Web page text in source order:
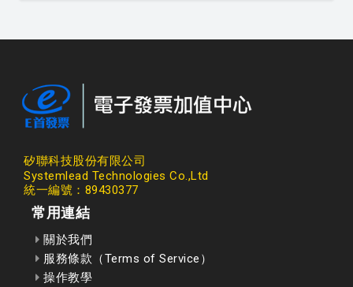
矽聯科技股份有限公司
Systemlead Technologies Co.,Ltd
統一編號：89430377
常用連結
關於我們
服務條款（Terms of Service）
操作教學